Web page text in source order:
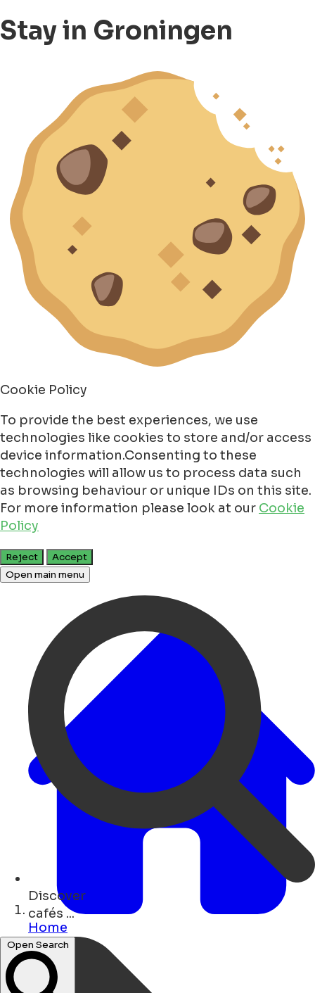
Stay in Groningen
Cookie Policy
To provide the best experiences, we use
technologies like cookies to store and/or access
device information.Consenting to these
technologies will allow us to process data such
as browsing behaviour or unique IDs on this site.
For more information please look at our Cookie
Policy
Reject
Accept
Open main menu
Discover
events ...
Open Search
Home